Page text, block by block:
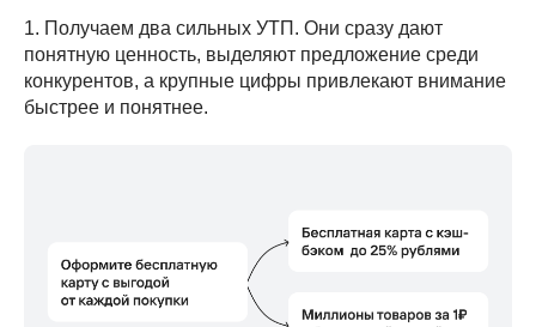
1. Получаем два сильных УТП. Они сразу дают
понятную ценность, выделяют предложение среди
конкурентов, а крупные цифры привлекают внимание
быстрее и понятнее.